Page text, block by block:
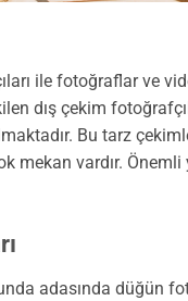
ile fotoğraflar ve
dış çekim
Bu tarz
mekan vardır.
adasında düğün